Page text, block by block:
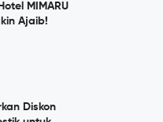
MIMARU
Ajaib!
Diskon